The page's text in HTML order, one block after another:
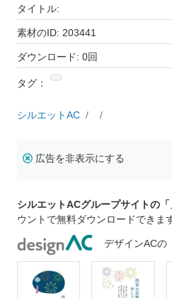
タイトル:
素材のID: 203441
ダウンロード: 0回
タグ：
シルエットAC
広告を非表示にする
シルエットACグループサイトの
ウントで無料ダウンロードできま
デザインACの